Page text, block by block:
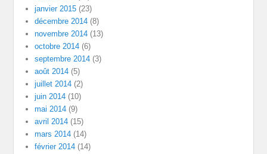
janvier 2015 (23)
décembre 2014 (8)
novembre 2014 (13)
octobre 2014 (6)
septembre 2014 (3)
août 2014 (5)
juillet 2014 (2)
juin 2014 (10)
mai 2014 (9)
avril 2014 (15)
mars 2014 (14)
février 2014 (14)